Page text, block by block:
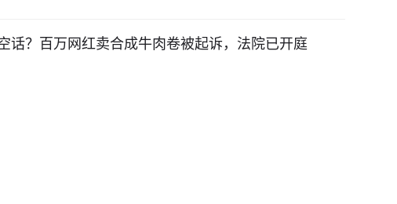
话？百万网红卖合成牛肉卷被起诉，法院已开庭